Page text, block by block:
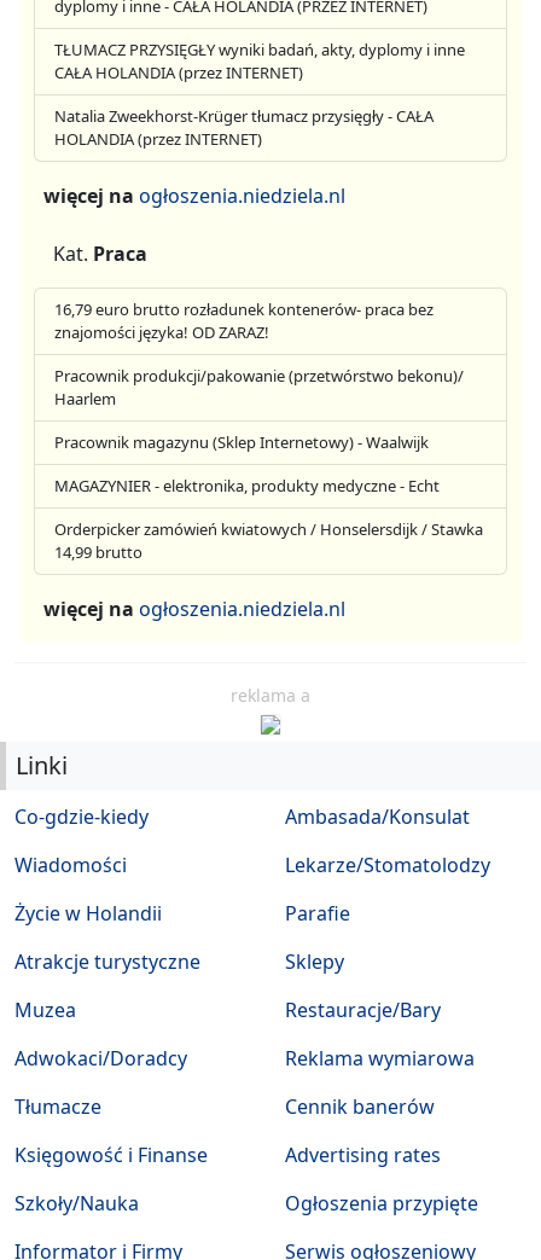
dyplomy i inne - CAŁA HOLANDIA (PRZEZ INTERNET)
TŁUMACZ PRZYSIĘGŁY wyniki badań, akty, dyplomy i inne
CAŁA HOLANDIA (przez INTERNET)
Natalia Zweekhorst-Krüger tłumacz przysięgły - CAŁA
HOLANDIA (przez INTERNET)
więcej na ogłoszenia.niedziela.nl
Kat. Praca
16,79 euro brutto rozładunek kontenerów- praca bez
znajomości języka! OD ZARAZ!
Pracownik produkcji/pakowanie (przetwórstwo bekonu)/
Haarlem
Pracownik magazynu (Sklep Internetowy) - Waalwijk
MAGAZYNIER - elektronika, produkty medyczne - Echt
Orderpicker zamówień kwiatowych / Honselersdijk / Stawka
14,99 brutto
więcej na ogłoszenia.niedziela.nl
reklama a
Linki
Co-gdzie-kiedy
Wiadomości
Życie w Holandii
Atrakcje turystyczne
Muzea
Ambasada/Konsulat
Lekarze/Stomatolodzy
Parafie
Sklepy
Restauracje/Bary
Adwokaci/Doradcy
Tłumacze
Księgowość i Finanse
Szkoły/Nauka
Informator i Firmy
Reklama wymiarowa
Cennik banerów
Advertising rates
Ogłoszenia przypięte
Serwis ogłoszeniowy